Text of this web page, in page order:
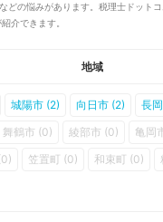
どの悩みがあります。税理士ドット
介できます。
地域
城陽市 (2) 向日市 (2) 長
舞鶴市 (0) 綾部市 (0) 亀岡
笠置町 (0) 和束町 (0)